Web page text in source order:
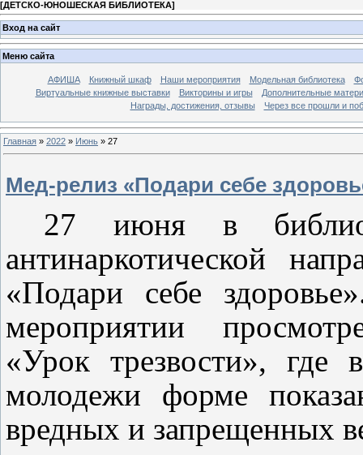
[ДЕТСКО-ЮНОШЕСКАЯ БИБЛИОТЕКА]
Вход на сайт
Меню сайта
АФИША Книжный шкаф Наши мероприятия Модельная библиотека
Виртуальные книжные выставки
Викторины и игры
Дополнительные
Награды, достижения, отзывы
Через все прошли и
Главная » 2022 » Июнь » 27
Мед-релиз «Подари себе
27 июня в
антинаркотической
«Подари себе
мероприятии
«Урок трезвости», где
молодежи форме
вредных и запрещенных